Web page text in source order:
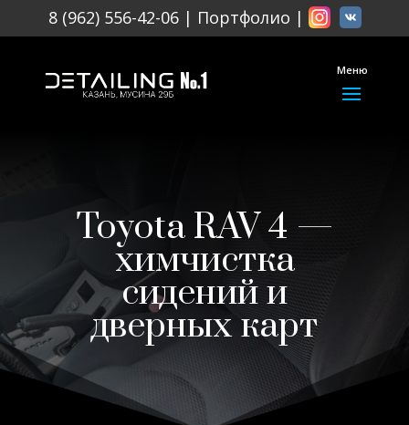
8 (962) 556-42-06 | Портфолио |
Меню
Toyota RAV 4 —
химчистка
сидений и
дверных карт